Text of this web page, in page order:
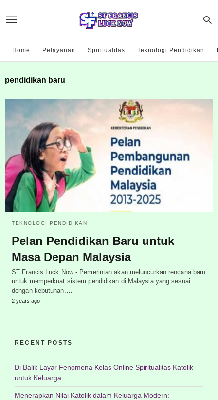
Home Pelayanan Spiritualitas Teknologi Pendidikan
pendidikan baru
TEKNOLOGI PENDIDIKAN
Pelan Pendidikan Baru untuk
Masa Depan Malaysia
ST Francis Luck Now - Pemerintah akan meluncurkan rencana baru
untuk memperkuat sistem pendidikan di Malaysia yang sesuai
dengan kebutuhan.…
2 years ago
RECENT POSTS
Di Balik Layar Fenomena Kelas Online Spiritualitas Katolik
untuk Keluarga
Menerapkan Nilai Katolik dalam Keluarga Modern: